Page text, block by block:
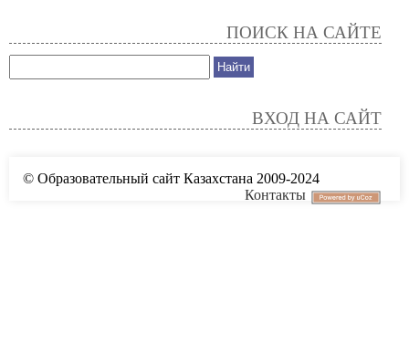
ПОИСК НА САЙТЕ
ВХОД НА САЙТ
© Образовательный сайт Казахстана 2009-2024
Контакты